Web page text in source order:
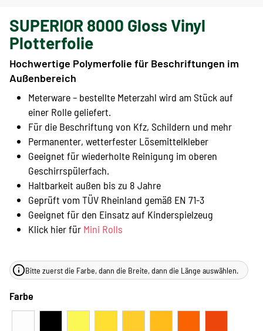
SUPERIOR 8000 Gloss Vinyl
Plotterfolie
Hochwertige Polymerfolie für Beschriftungen im
Außenbereich
Meterware – bestellte Meterzahl wird am Stück auf
einer Rolle geliefert.
Für die Beschriftung von Kfz, Schildern und mehr
Permanenter, wetterfester Lösemittelkleber
Geeignet für wiederholte Reinigung im oberen
Geschirrspülerfach.
Haltbarkeit außen bis zu 8 Jahre
Geprüft vom TÜV Rheinland gemäß EN 71-3
Geeignet für den Einsatz auf Kinderspielzeug
Klick hier für Mini Rolls
Bitte zuerst die Farbe, dann die Breite, dann die Länge auswählen.
Farbe